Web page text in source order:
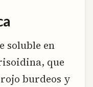
soluble en
que
burdeos y